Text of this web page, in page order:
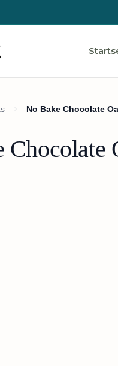
No Bake Chocolate
Chocolate